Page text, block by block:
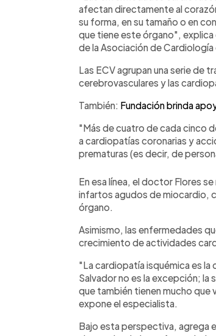
afectan directamente al
su forma, en su tamaño o en
que tiene este órgano", explica
de la Asociación de Cardiología
Las ECV agrupan una serie de
cerebrovasculares y las
También: Fundación brinda
"Más de cuatro de cada cinco
a cardiopatías coronarias y
prematuras (es decir, de
En esa línea, el doctor Flores
infartos agudos de miocardio,
órgano.
Asimismo, las enfermedades
crecimiento de actividades
"La cardiopatía isquémica es la
Salvador no es la excepción; la
que también tienen mucho que
expone el especialista.
Bajo esta perspectiva, agrega